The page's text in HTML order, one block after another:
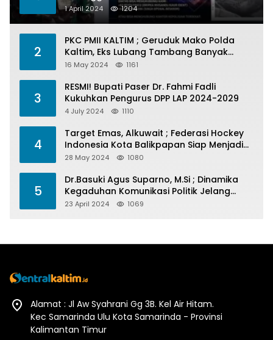
1 April 2024 1204
2
PKC PMII KALTIM ; Geruduk Mako Polda
Kaltim, Eks Lubang Tambang Banyak
Menelan Korban
16 May 2024 1161
3
RESMI! Bupati Paser Dr. Fahmi Fadli
Kukuhkan Pengurus DPP LAP 2024-2029
4 July 2024 1110
4
Target Emas, Alkuwait ; Federasi Hockey
Indonesia Kota Balikpapan Siap Menjadi
Barometer Prestasi Di Kaltim
28 May 2024 1080
5
Dr.Basuki Agus Suparno, M.Si ; Dinamika
Kegaduhan Komunikasi Politik Jelang
Pesta Politik 2024
23 April 2024 1069
Alamat : Jl Aw Syahrani Gg 3B. Kel Air Hitam.
Kec Samarinda Ulu Kota Samarinda - Provinsi
Kalimantan Timur